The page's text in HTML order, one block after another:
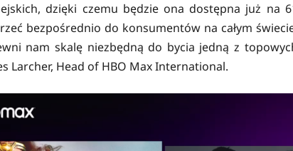
dzięki czemu będzie ona dostępna już na
bezpośrednio do konsumentów na całym
nam skalę niezbędną do bycia jedną z
Larcher, Head of HBO Max International.